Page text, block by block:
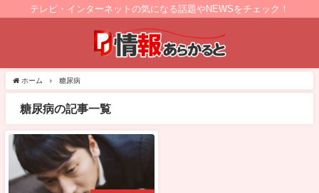
テレビ・インターネットの気になる話題やNEWSをチェック！
ホーム 糖尿病
糖尿病の記事一覧